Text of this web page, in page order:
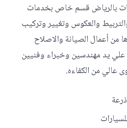
بالرياض قسم خاص بخدمات
والعكوس وتغيير وتركيب
من أعمال الصيانة والاصلاح
علي يد مهندسين وخبراء وفنيين
عالي من الكفاءه.